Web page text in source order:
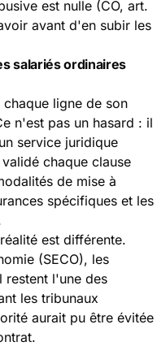
est nulle (CO, art.
avant d'en subir les
salariés ordinaires
ligne de son
n'est pas un hasard : il
service juridique
chaque clause
de mise à
spécifiques et les
est différente.
(SECO), les
restent l'une des
les tribunaux
aurait pu être évitée